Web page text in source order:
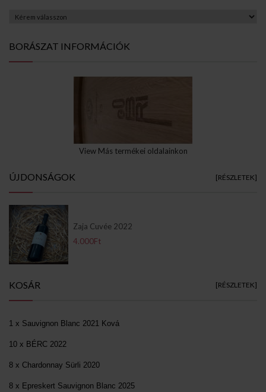
BORÁSZAT INFORMÁCIÓK
View Más termékei oldalainkon
ÚJDONSÁGOK [RÉSZLETEK]
Zaja Cuvée 2022
4.000Ft
KOSÁR [RÉSZLETEK]
1 x Sauvignon Blanc 2021 Ková
10 x BÉRC 2022
8 x Chardonnay Sürli 2020
8 x Epreskert Sauvignon Blanc 2025